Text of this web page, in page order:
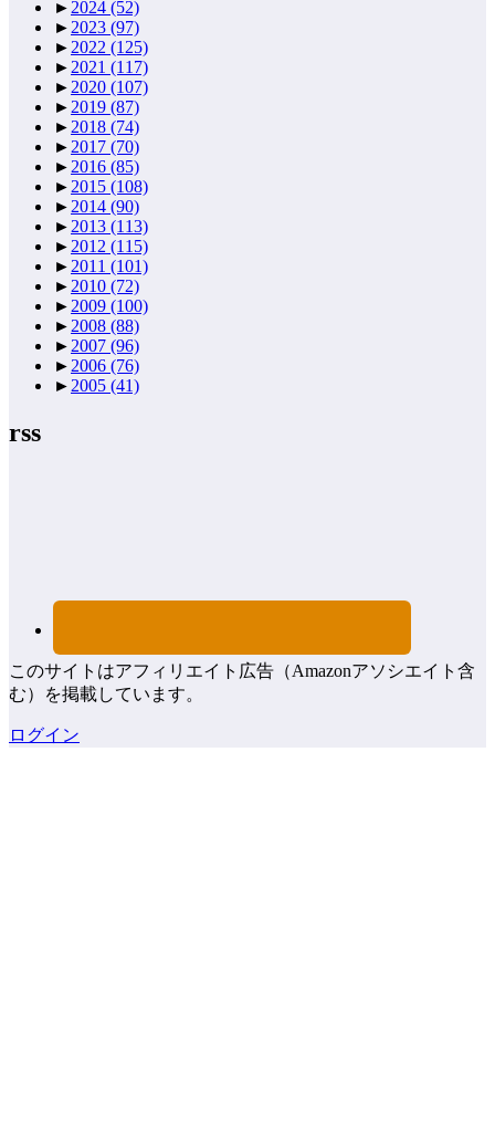
► 2024 (52)
► 2023 (97)
► 2022 (125)
► 2021 (117)
► 2020 (107)
► 2019 (87)
► 2018 (74)
► 2017 (70)
► 2016 (85)
► 2015 (108)
► 2014 (90)
► 2013 (113)
► 2012 (115)
► 2011 (101)
► 2010 (72)
► 2009 (100)
► 2008 (88)
► 2007 (96)
► 2006 (76)
► 2005 (41)
rss
このサイトはアフィリエイト広告（Amazonアソシエイト含
む）を掲載しています。
ログイン